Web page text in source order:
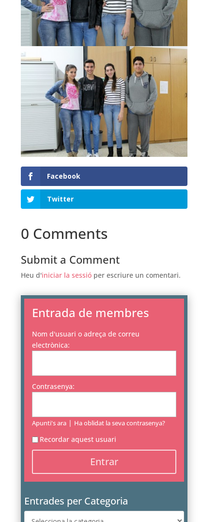
Facebook
Twitter
0 Comments
Submit a Comment
Heu d'iniciar la sessió per escriure un comentari.
Entrada de membres
Nom d'usuari o adreça de correu
electrònica:
Contrasenya:
Apunti's ara | Ha oblidat la seva contrasenya?
Recordar aquest usuari
Entrades per Categoria